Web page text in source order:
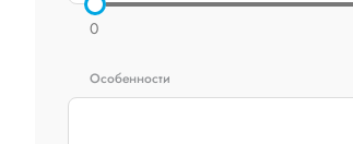
0
Особенности